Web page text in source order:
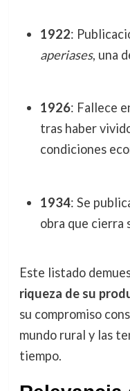
1922:
aperiases, una
1926: Fallece
tras haber
condiciones
1934: Se
obra que cierra
Este listado
riqueza de su
su compromiso
mundo rural y las
tiempo.